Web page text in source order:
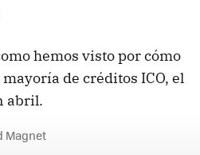
hemos visto por cómo
de créditos ICO, el
abril.
Magnet